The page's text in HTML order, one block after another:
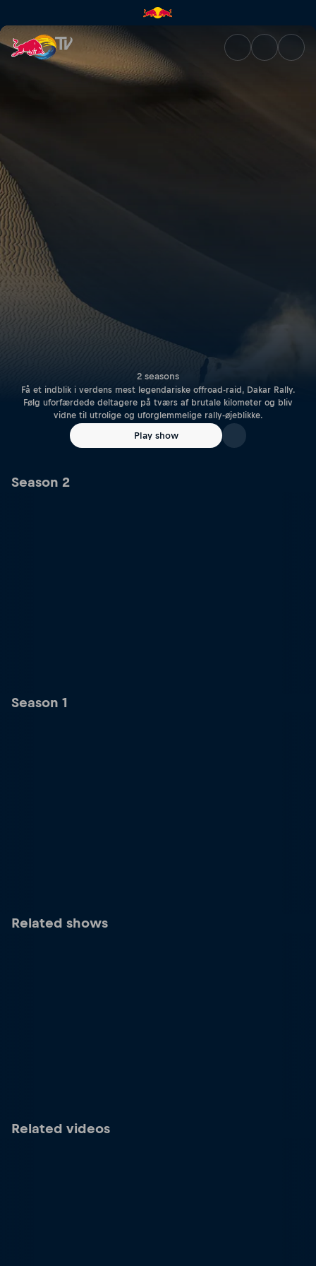
Discover Dakar | Red Bull TV
2 seasons
Få et indblik i verdens mest legendariske offroad-raid, Dakar Rally.
Følg uforfærdede deltagere på tværs af brutale kilometer og bliv
vidne til utrolige og uforglemmelige rally-øjeblikke.
Play show
Season 2
Season 1
Related shows
Related videos